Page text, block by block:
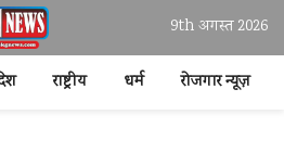
9th अगस्त 2026
राष्ट्रीय धर्म रोजगार न्यूज़